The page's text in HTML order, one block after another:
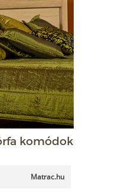
komódok
Matrac.hu